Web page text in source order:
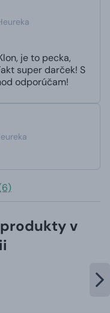
je to pecka,
super darček! S
odporúčam!
v